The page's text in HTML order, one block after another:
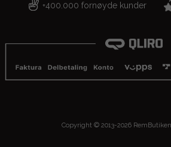
+400.000 fornøyde kunder
Copyright © 2013-2026